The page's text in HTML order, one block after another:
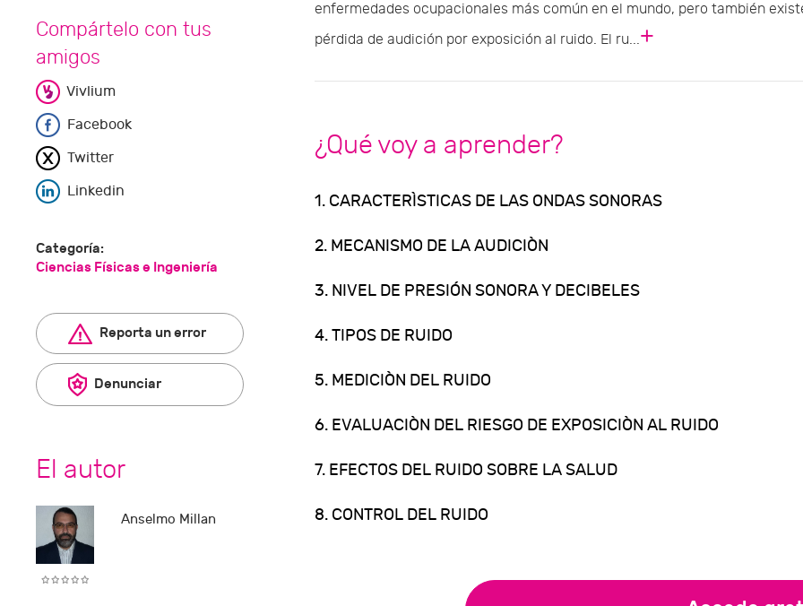
enfermedades ocupacionales más común en el mundo, pero también
pérdida de audición por exposición al ruido. El ru...+
¿Qué voy a aprender?
1. CARACTERÌSTICAS DE LAS ONDAS SONORAS
2. MECANISMO DE LA AUDICIÒN
3. NIVEL DE PRESIÓN SONORA Y DECIBELES
4. TIPOS DE RUIDO
5. MEDICIÒN DEL RUIDO
6. EVALUACIÒN DEL RIESGO DE EXPOSICIÒN AL RUIDO
7. EFECTOS DEL RUIDO SOBRE LA SALUD
8. CONTROL DEL RUIDO
Compártelo con tus
amigos
Vivlium
Facebook
Twitter
Linkedin
Categoría:
Ciencias Físicas e Ingeniería
Reporta un error
Denunciar
El autor
Anselmo Millan